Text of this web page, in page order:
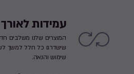
עמידות
המוצרים שלנו משלבים
שישדרגו כל חלל למשך
שימוש והנאה.